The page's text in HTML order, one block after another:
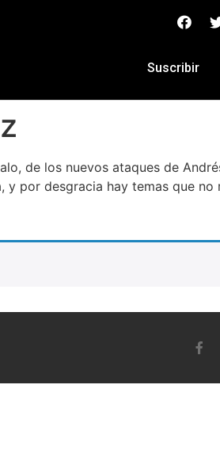
Suscribir
de los nuevos ataques de
y por desgracia hay temas que no